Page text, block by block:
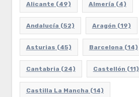
Alicante (49) Almería (4)
Andalucía (52) Aragón (19)
Asturias (45) Barcelona (14)
Cantabria (24) Castellón (11)
Castilla La Mancha (14)